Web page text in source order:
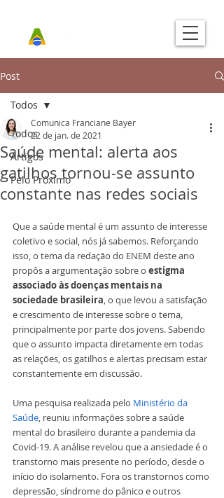
Post
Todos
Artigos
Pelo Próximo
Todos
Saúde mental: alerta aos
gatilhos tornou-se assunto
constante nas redes sociais
Comunica Franciane Bayer
22 de jan. de 2021
Que a saúde mental é um assunto de interesse
coletivo e social, nós já sabemos. Reforçando
isso, o tema da redação do ENEM deste ano
propôs a argumentação sobre o estigma
associado às doenças mentais na
sociedade brasileira, o que levou a satisfação
e crescimento de interesse sobre o tema,
principalmente por parte dos jovens. Sabendo
que o assunto impacta diretamente em todas
as relações, os gatilhos e alertas precisam estar
constantemente em discussão.
Uma pesquisa realizada pelo Ministério da
Saúde, reuniu informações sobre a saúde
mental do brasileiro durante a pandemia da
Covid-19. A análise revelou que a ansiedade é o
transtorno mais presente no período, desde o
início do isolamento. Fora os transtornos como
depressão, síndrome do pânico e outros